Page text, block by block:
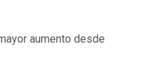
aumento desde